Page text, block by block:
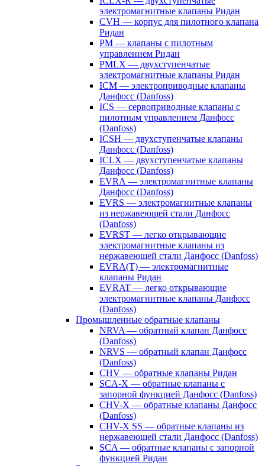
электромагнитные клапаны Ридан
CVH — корпус для пилотного клапана
Ридан
PM — клапаны с пилотным
управлением Ридан
PMLX — двухступенчатые
электромагнитные клапаны Ридан
ICM — электроприводные клапаны
Данфосс (Danfoss)
ICS — сервоприводные клапаны с
пилотным управлением Данфосс
(Danfoss)
ICSH — двухступенчатые клапаны
Данфосс (Danfoss)
ICLX — двухступенчатые клапаны
Данфосс (Danfoss)
EVRA — электромагнитные клапаны
Данфосс (Danfoss)
EVRS — электромагнитные клапаны
из нержавеющей стали Данфосс
(Danfoss)
EVRST — легко открывающие
электромагнитные клапаны из
нержавеющей стали Данфосс (Danfoss)
EVRA(T) — электромагнитные
клапаны Ридан
EVRAT — легко открывающие
электромагнитные клапаны Данфосс
(Danfoss)
Промышленные обратные клапаны
NRVA — обратный клапан Данфосс
(Danfoss)
NRVS — обратный клапан Данфосс
(Danfoss)
CHV — обратные клапаны Ридан
SCA-X — обратные клапаны с
запорной функцией Данфосс (Danfoss)
CHV-X — обратные клапаны Данфосс
(Danfoss)
CHV-X SS — обратные клапаны из
нержавеющей стали Данфосс (Danfoss)
SCA — обратные клапаны с запорной
функцией Ридан